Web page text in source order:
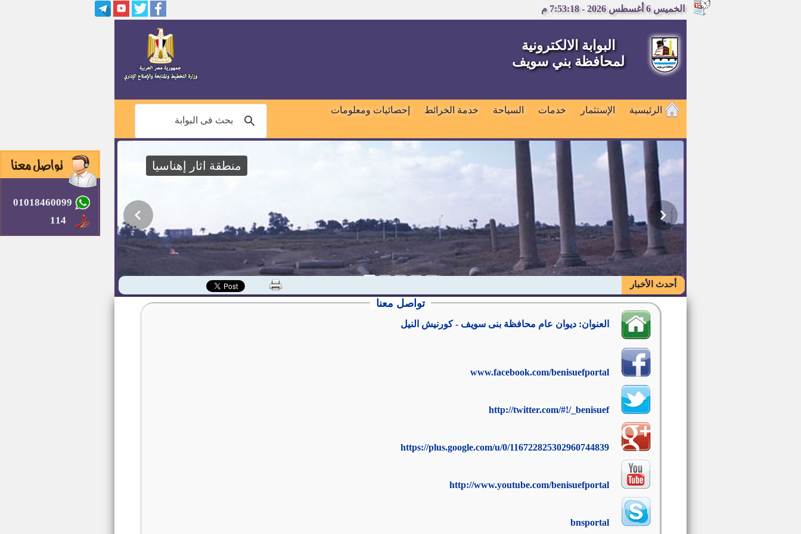
01018460099
114
الخميس 6 أغسطس 2026 - 7:53:19 م
البوابة الالكترونية
لمحافظة بني سويف
الرئيسية الإستثمار خدمات السياحة خدمة الخرائط إحصائيات ومعلومات
منطقة اثار إهناسيا
أحدث الأخبار
تواصل معنا
العنوان: ديوان عام محافظة بنى سويف - كورنيش النيل
www.facebook.com/benisuefportal
http://twitter.com/#!/_benisuef
https://plus.google.com/u/0/116722825302960744839
http://www.youtube.com/benisuefportal
bnsportal